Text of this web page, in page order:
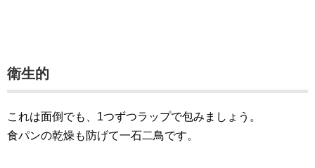
衛生的
これは面倒でも、1つずつラップで包みましょう。
食パンの乾燥も防げて一石二鳥です。